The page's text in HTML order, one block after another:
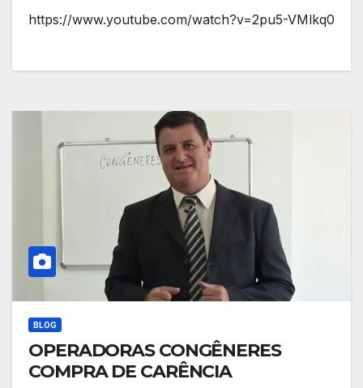
https://www.youtube.com/watch?v=2pu5-VMlkq0
BLOG
OPERADORAS CONGÊNERES
COMPRA DE CARÊNCIA